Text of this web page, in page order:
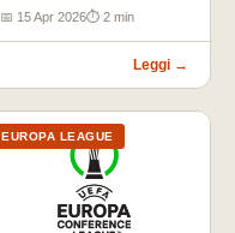
📅 15 Apr 2026⏱ 2 min
Leggi →
EUROPA LEAGUE